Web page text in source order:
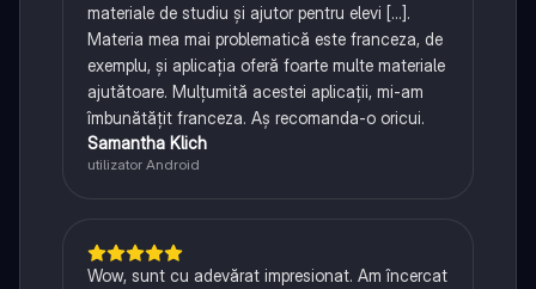
materiale de studiu și ajutor pentru elevi [...].
Materia mea mai problematică este franceza, de
exemplu, și aplicația oferă foarte multe materiale
ajutătoare. Mulțumită acestei aplicații, mi-am
îmbunătățit franceza. Aș recomanda-o oricui.
Samantha Klich
utilizator Android
Wow, sunt cu adevărat impresionat. Am încercat